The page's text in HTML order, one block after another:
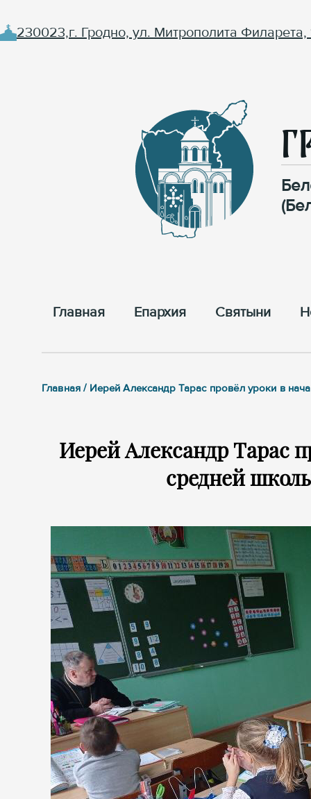
230023,г. Гродно, ул. Митрополита Филарета,
Главная Епархия Cвятыни
Главная / Иерей Александр Тарас провёл уроки в
Иерей Александр Тарас
средней